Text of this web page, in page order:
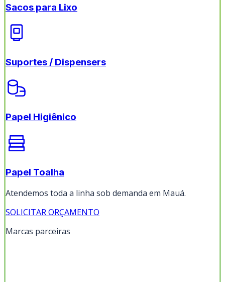
Sacos para Lixo
Suportes / Dispensers
Papel Higiênico
Papel Toalha
Atendemos toda a linha sob demanda em Mauá.
SOLICITAR ORÇAMENTO
Marcas parceiras